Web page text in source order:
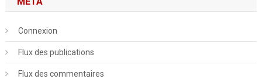
Connexion
Flux des publications
Flux des commentaires